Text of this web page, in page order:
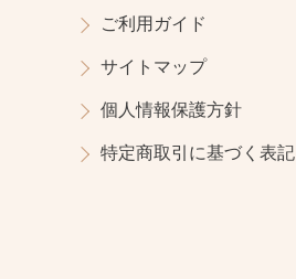
ご利用ガイド
サイトマップ
個人情報保護方針
特定商取引に基づく表記